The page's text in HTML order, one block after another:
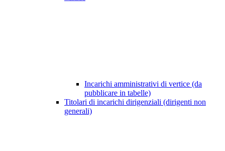
Incarichi amministrativi di vertice (da
pubblicare in tabelle)
Titolari di incarichi dirigenziali (dirigenti non
generali)